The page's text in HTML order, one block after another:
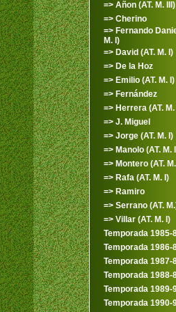
=> Añon (AT. M. III)
=> Cherino
=> Fernando
M. I)
=> David (AT. M. I)
=> De la Hoz
=> Emilio (AT. M. I)
=> Fernández
=> Herrera (AT. M.
=> J. Miguel
=> Jorge (AT. M. I)
=> Manolo (AT. M.
=> Montero (AT.
=> Rafa (AT. M. I)
=> Ramiro
=> Serrano (AT.
=> Villar (AT. M. I)
Temporada 1985-
Temporada 1986-
Temporada 1987-
Temporada 1988-
Temporada 1989-
Temporada 1990-